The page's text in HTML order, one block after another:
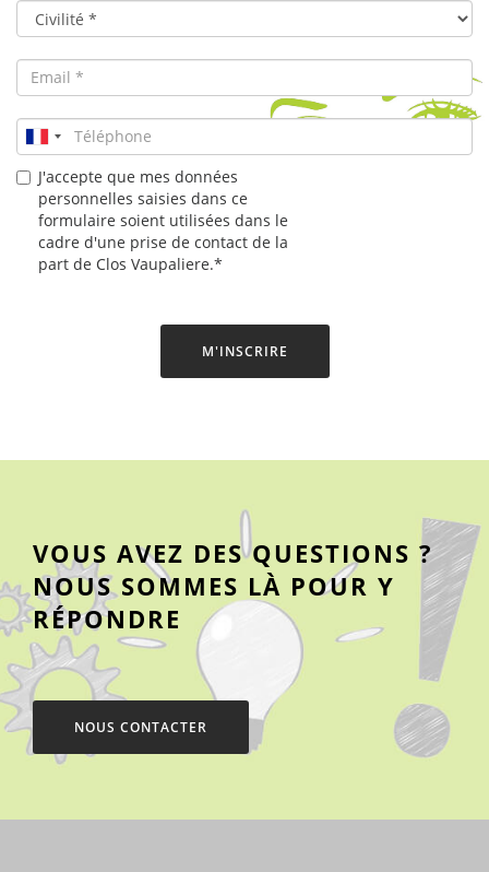
J'accepte que mes données
personnelles saisies dans ce
formulaire soient utilisées dans le
cadre d'une prise de contact de la
part de Clos Vaupaliere.*
M'INSCRIRE
VOUS AVEZ DES QUESTIONS ?
NOUS SOMMES LÀ POUR Y
RÉPONDRE
NOUS CONTACTER